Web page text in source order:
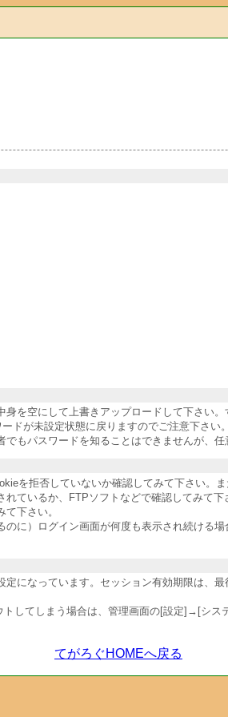
を空にして上書きアップロードして下さい
ドが未設定状態に戻りますのでご注意下さ
もパスワードを知ることはできませんが、任
を拒否していないか確認してみて下さい
ているか、FTPソフトなどで確認してみて
下さい。
に）ログイン画面が何度も表示され続ける
になっています。セッション有効期限は、
してしまう場合は、管理画面の[設定]→[シ
てがろぐHOMEへ戻る